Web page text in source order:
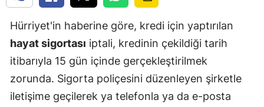
Hürriyet'in haberine göre, kredi için yaptırılan
hayat sigortası iptali, kredinin çekildiği tarih
itibarıyla 15 gün içinde gerçekleştirilmek
zorunda. Sigorta poliçesini düzenleyen şirketle
iletişime geçilerek ya telefonla ya da e-posta